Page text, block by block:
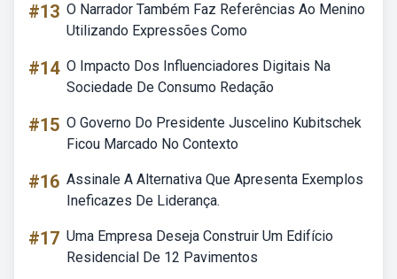
#13 O Narrador Também Faz Referências Ao Menino
Utilizando Expressões Como
#14 O Impacto Dos Influenciadores Digitais Na
Sociedade De Consumo Redação
#15 O Governo Do Presidente Juscelino Kubitschek
Ficou Marcado No Contexto
#16 Assinale A Alternativa Que Apresenta Exemplos
Ineficazes De Liderança.
#17 Uma Empresa Deseja Construir Um Edifício
Residencial De 12 Pavimentos